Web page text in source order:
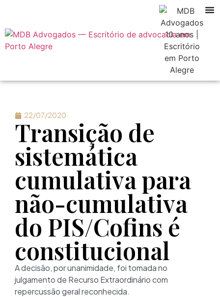
22/07/2020
Transição de
sistemática
cumulativa para
não-cumulativa
do PIS/Cofins é
constitucional
A decisão, por unanimidade, foi tomada no
julgamento de Recurso Extraordinário com
repercussão geral reconhecida.